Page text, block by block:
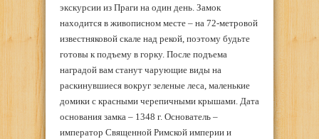
экскурсии из Праги на один день. Замок
находится в живописном месте – на 72-метровой
известняковой скале над рекой, поэтому будьте
готовы к подъему в горку. После подъема
наградой вам станут чарующие виды на
раскинувшиеся вокруг зеленые леса, маленькие
домики с красными черепичными крышами. Дата
основания замка – 1348 г. Основатель –
император Священной Римской империи и